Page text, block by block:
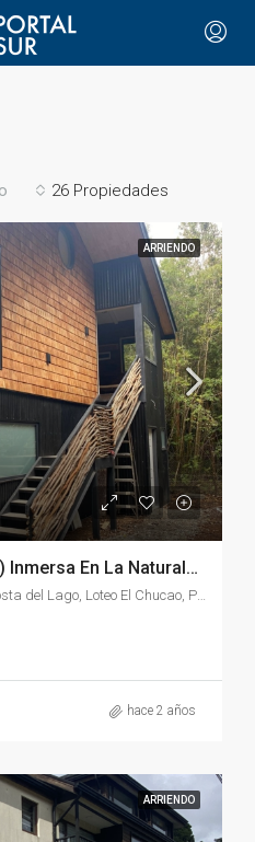
26 Propiedades
ARRIENDO
Hermosa Cabaña (Loft) Inmersa En La Naturaleza – Puerto Varas
Puente Minte, Ruta 225 CH, Costa del Lago, Loteo El Chucao, Puerto Varas, Provincia de Llanquihue, Región de Los Lagos, 5550096, Chile
hace 2 años
ARRIENDO